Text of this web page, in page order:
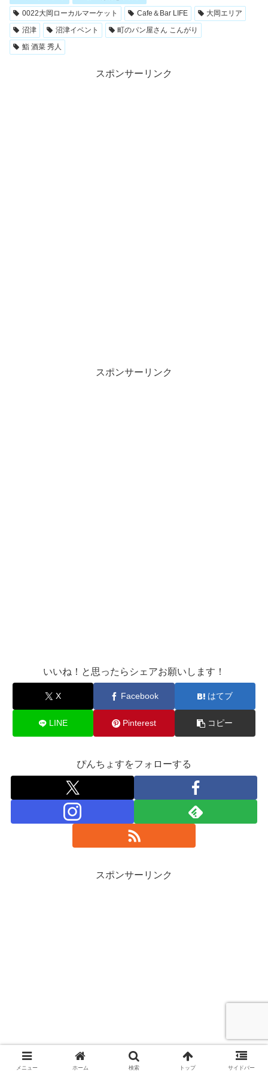
0022大岡ローカルマーケット
Cafe＆Bar LIFE
大岡エリア
沼津
沼津イベント
町のパン屋さん こんがり
鮨 酒菜 秀人
スポンサーリンク
スポンサーリンク
いいね！と思ったらシェアお願いします！
X Facebook はてブ
LINE Pinterest コピー
ぴんちょすをフォローする
スポンサーリンク
メニュー ホーム 検索 トップ サイドバー